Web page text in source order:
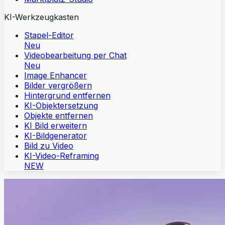
KI-Werkzeugkasten
Stapel-Editor
Neu
Videobearbeitung per Chat
Neu
Image Enhancer
Bilder vergrößern
Hintergrund entfernen
KI-Objektersetzung
Objekte entfernen
KI Bild erweitern
KI-Bildgenerator
Bild zu Video
KI-Video-Reframing
NEW